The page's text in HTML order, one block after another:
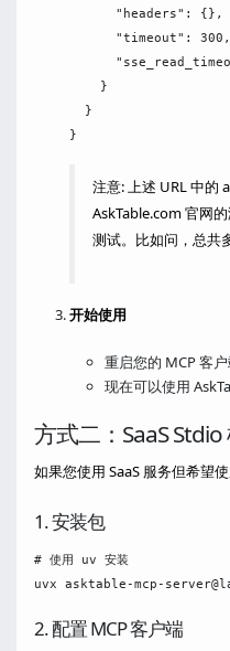
      "headers": {},
      "timeout": 300,
    }
  }
注意: 上述 URL 中的
AskTable.com 官网
测试。比如问，总共
开始使用
重启您的 MCP 客
现在可以使用
方式二：SaaS Stdio
如果您使用 SaaS 服务但希望
1. 安装包
# 使用 uv 安装
2. 配置 MCP 客户端